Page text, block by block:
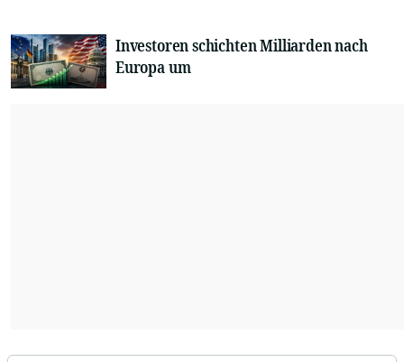
Investoren schichten Milliarden nach
Europa um